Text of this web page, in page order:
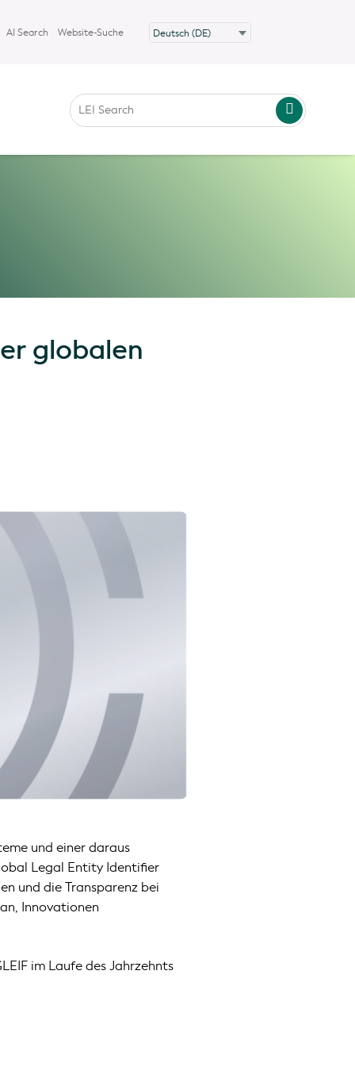
AI Search Website-Suche
globalen
und einer daraus
Legal Entity Identifier
und die Transparenz bei
Innovationen
im Laufe des Jahrzehnts